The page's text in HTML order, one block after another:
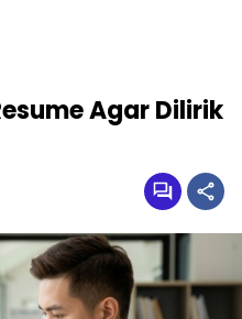
Agar Dilirik